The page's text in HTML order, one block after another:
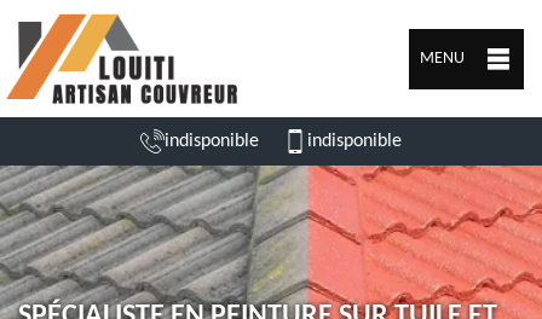
MENU
indisponible indisponible